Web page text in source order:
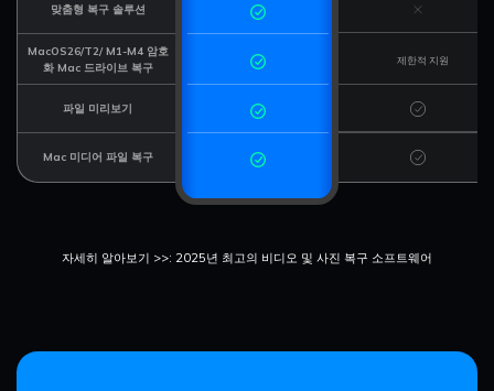
맞춤형 복구 솔루션
MacOS26/T2/ M1-M4 암호
화 Mac 드라이브 복구
제한적 지원
파일 미리보기
Mac 미디어 파일 복구
자세히 알아보기 >>: 2025년 최고의 비디오 및 사진 복구 소프트웨어